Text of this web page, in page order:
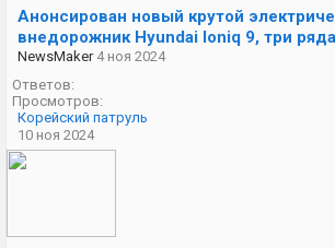
Анонсирован новый крутой
внедорожник Hyundai Ioniq 9, три
NewsMaker 4 ноя 2024
Ответов:
Просмотров:
Корейский патруль
10 ноя 2024